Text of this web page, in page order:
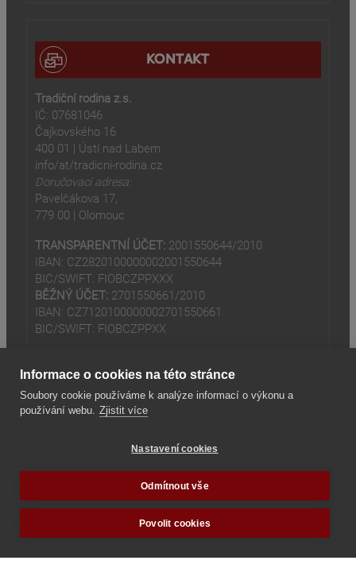
KONTAKT
Tradiční rodina z.s.
IČ: 07681046
Čajkovského 16
400 01 | Ústí nad Labem
info/at/tradicni-rodina.cz
Doručovací adresa:
Pavelčákova 17,
779 00 | Olomouc
TRANSPARENTNÍ ÚČET: 2001550644/2010
IBAN: CZ2820100000002001550644
BIC/SWIFT: FIOBCZPPXXX
BĚŽNÝ ÚČET: 2701550661/2010
IBAN: CZ7120100000002701550661
BIC/SWIFT: FIOBCZPPXX
Seznam odkazů
(odkaz je externí)
Informace o cookies na této stránce
Soubory cookie používáme k analýze informací o výkonu a
používání webu. Zjistit více
Nastavení cookies
Odmítnout vše
Povolit cookies